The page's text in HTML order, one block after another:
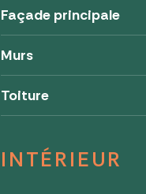
Façade principale
Murs
Toiture
INTÉRIEUR